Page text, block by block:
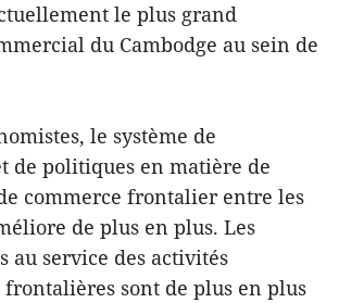
le plus grand
du Cambodge au sein de
le système de
de politiques en matière de
commerce frontalier entre les
de plus en plus. Les
au service des activités
sont de plus en plus